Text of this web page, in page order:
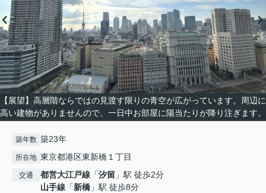
【展望】高層階ならではの見渡す限りの青空が広がっています。周辺に
高い建物がありませんので、一日中お部屋に陽当たりが降り注ぎます。
築年数 築23年
所在地 東京都港区東新橋１丁目
交通 都営大江戸線 「汐留 」駅 徒歩2分
山手線 「新橋 」駅 徒歩8分